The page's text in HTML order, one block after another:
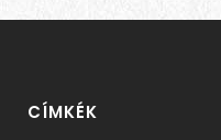
CÍMKÉK